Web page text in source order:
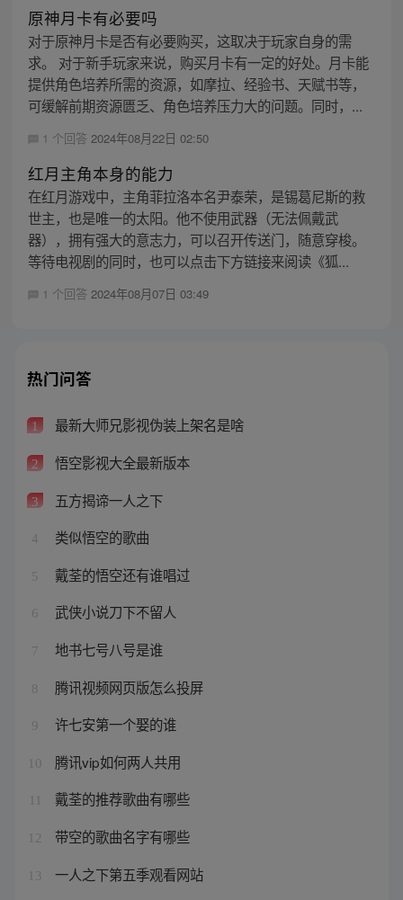
原神月卡有必要吗
对于原神月卡是否有必要购买，这取决于玩家自身的需
求。 对于新手玩家来说，购买月卡有一定的好处。月卡能
提供角色培养所需的资源，如摩拉、经验书、天赋书等，
可缓解前期资源匮乏、角色培养压力大的问题。同时，...
1 个回答 2024年08月22日 02:50
红月主角本身的能力
在红月游戏中，主角菲拉洛本名尹泰荣，是锡葛尼斯的救
世主，也是唯一的太阳。他不使用武器（无法佩戴武
器），拥有强大的意志力，可以召开传送门，随意穿梭。
等待电视剧的同时，也可以点击下方链接来阅读《狐...
1 个回答 2024年08月07日 03:49
热门问答
1 最新大师兄影视伪装上架名是啥
2 悟空影视大全最新版本
3 五方揭谛一人之下
4 类似悟空的歌曲
5 戴荃的悟空还有谁唱过
6 武侠小说刀下不留人
7 地书七号八号是谁
8 腾讯视频网页版怎么投屏
9 许七安第一个娶的谁
10 腾讯vip如何两人共用
戴荃的推荐歌曲有哪些
12 带空的歌曲名字有哪些
13 一人之下第五季观看网站